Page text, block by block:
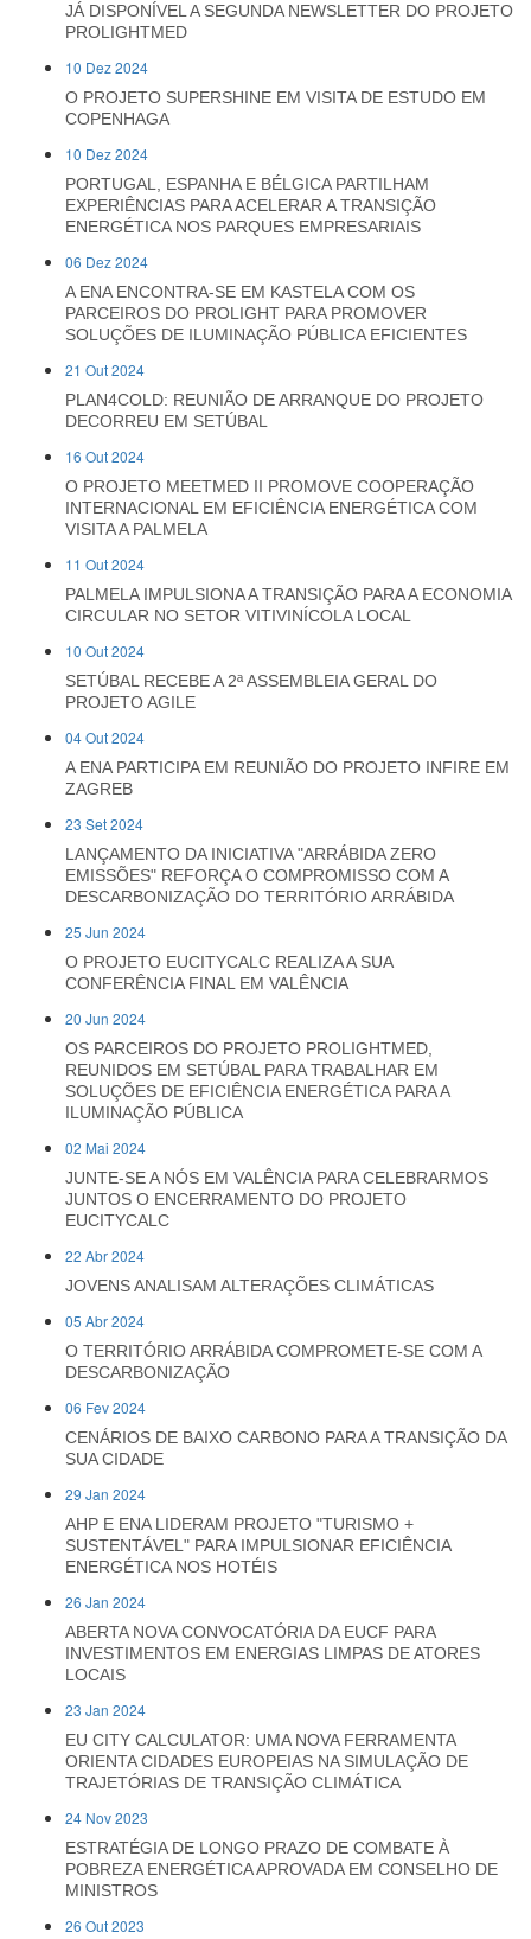
JÁ DISPONÍVEL A SEGUNDA NEWSLETTER DO PROJETO
PROLIGHTMED
10 Dez 2024
O PROJETO SUPERSHINE EM VISITA DE ESTUDO EM
COPENHAGA
10 Dez 2024
PORTUGAL, ESPANHA E BÉLGICA PARTILHAM
EXPERIÊNCIAS PARA ACELERAR A TRANSIÇÃO
ENERGÉTICA NOS PARQUES EMPRESARIAIS
06 Dez 2024
A ENA ENCONTRA-SE EM KASTELA COM OS
PARCEIROS DO PROLIGHT PARA PROMOVER
SOLUÇÕES DE ILUMINAÇÃO PÚBLICA EFICIENTES
21 Out 2024
PLAN4COLD: REUNIÃO DE ARRANQUE DO PROJETO
DECORREU EM SETÚBAL
16 Out 2024
O PROJETO MEETMED II PROMOVE COOPERAÇÃO
INTERNACIONAL EM EFICIÊNCIA ENERGÉTICA COM
VISITA A PALMELA
11 Out 2024
PALMELA IMPULSIONA A TRANSIÇÃO PARA A ECONOMIA
CIRCULAR NO SETOR VITIVINÍCOLA LOCAL
10 Out 2024
SETÚBAL RECEBE A 2ª ASSEMBLEIA GERAL DO
PROJETO AGILE
04 Out 2024
A ENA PARTICIPA EM REUNIÃO DO PROJETO INFIRE EM
ZAGREB
23 Set 2024
LANÇAMENTO DA INICIATIVA "ARRÁBIDA ZERO
EMISSÕES" REFORÇA O COMPROMISSO COM A
DESCARBONIZAÇÃO DO TERRITÓRIO ARRÁBIDA
25 Jun 2024
O PROJETO EUCITYCALC REALIZA A SUA
CONFERÊNCIA FINAL EM VALÊNCIA
20 Jun 2024
OS PARCEIROS DO PROJETO PROLIGHTMED,
REUNIDOS EM SETÚBAL PARA TRABALHAR EM
SOLUÇÕES DE EFICIÊNCIA ENERGÉTICA PARA A
ILUMINAÇÃO PÚBLICA
02 Mai 2024
JUNTE-SE A NÓS EM VALÊNCIA PARA CELEBRARMOS
JUNTOS O ENCERRAMENTO DO PROJETO
EUCITYCALC
22 Abr 2024
JOVENS ANALISAM ALTERAÇÕES CLIMÁTICAS
05 Abr 2024
O TERRITÓRIO ARRÁBIDA COMPROMETE-SE COM A
DESCARBONIZAÇÃO
06 Fev 2024
CENÁRIOS DE BAIXO CARBONO PARA A TRANSIÇÃO DA
SUA CIDADE
29 Jan 2024
AHP E ENA LIDERAM PROJETO "TURISMO +
SUSTENTÁVEL" PARA IMPULSIONAR EFICIÊNCIA
ENERGÉTICA NOS HOTÉIS
26 Jan 2024
ABERTA NOVA CONVOCATÓRIA DA EUCF PARA
INVESTIMENTOS EM ENERGIAS LIMPAS DE ATORES
LOCAIS
23 Jan 2024
EU CITY CALCULATOR: UMA NOVA FERRAMENTA
ORIENTA CIDADES EUROPEIAS NA SIMULAÇÃO DE
TRAJETÓRIAS DE TRANSIÇÃO CLIMÁTICA
24 Nov 2023
ESTRATÉGIA DE LONGO PRAZO DE COMBATE À
POBREZA ENERGÉTICA APROVADA EM CONSELHO DE
MINISTROS
26 Out 2023